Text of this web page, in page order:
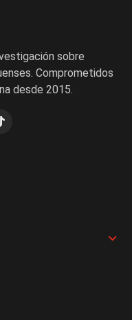
sobre
Comprometidos
desde 2015.